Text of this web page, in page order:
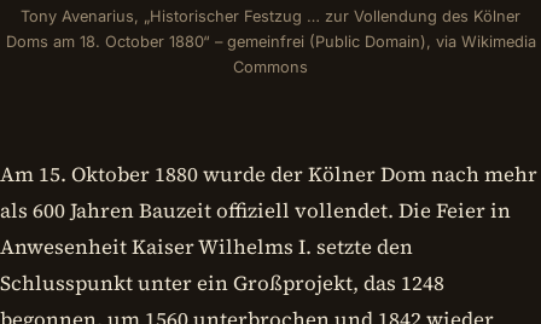
Tony Avenarius, „Historischer Festzug … zur Vollendung des Kölner
Doms am 18. October 1880“ – gemeinfrei (Public Domain), via Wikimedia
Commons
Am 15. Oktober 1880 wurde der Kölner Dom nach mehr
als 600 Jahren Bauzeit offiziell vollendet. Die Feier in
Anwesenheit Kaiser Wilhelms I. setzte den
Schlusspunkt unter ein Großprojekt, das 1248